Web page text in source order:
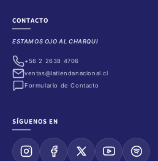
CONTACTO
ESTAMOS OJO AL CHARQUI
+56 2 2638 4706
ventas@latiendanacional.cl
Formulario de Contacto
SÍGUENOS EN